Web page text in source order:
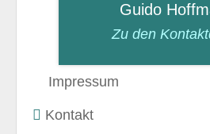
Guido
Zu den
Impressum
Kontakt